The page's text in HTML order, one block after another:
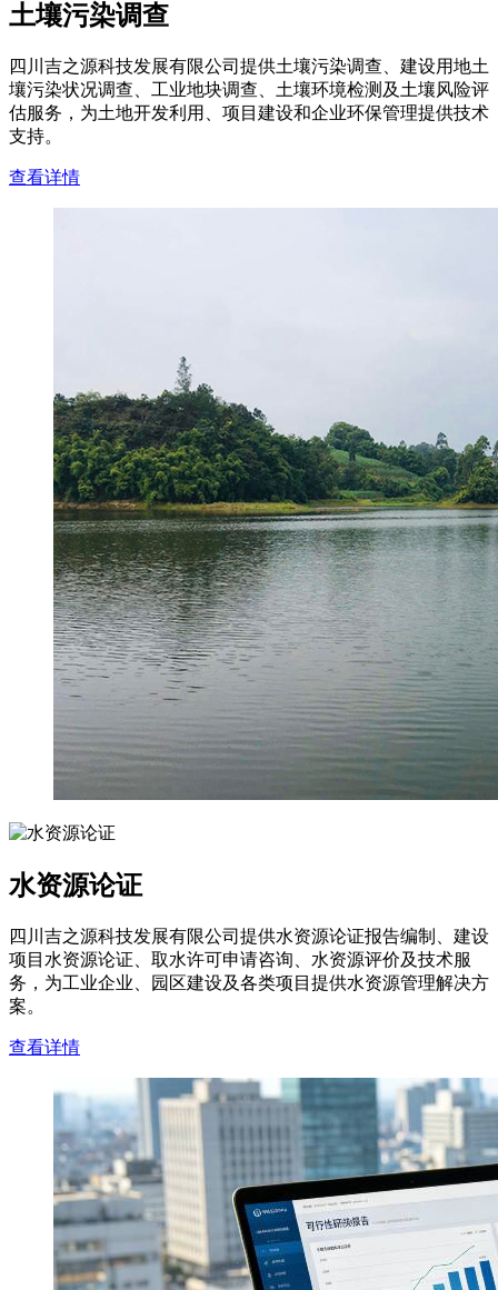
土壤污染调查
四川吉之源科技发展有限公司提供土壤污染调查、建设用地土
壤污染状况调查、工业地块调查、土壤环境检测及土壤风险评
估服务，为土地开发利用、项目建设和企业环保管理提供技术
支持。
查看详情
水资源论证
四川吉之源科技发展有限公司提供水资源论证报告编制、建设
项目水资源论证、取水许可申请咨询、水资源评价及技术服
务，为工业企业、园区建设及各类项目提供水资源管理解决方
案。
查看详情